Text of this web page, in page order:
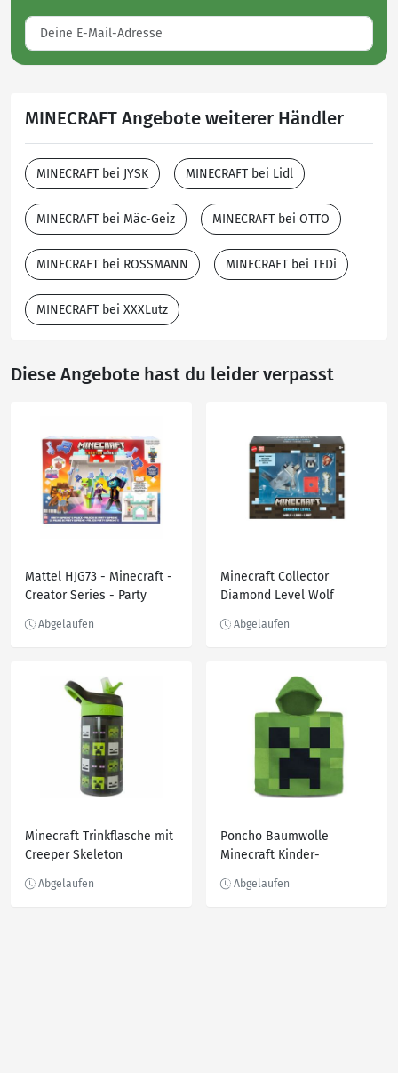
MINECRAFT Angebote weiterer Händler
MINECRAFT bei JYSK MINECRAFT bei Lidl
MINECRAFT bei Mäc-Geiz MINECRAFT bei OTTO
MINECRAFT bei ROSSMANN MINECRAFT bei TEDi
MINECRAFT bei XXXLutz
Diese Angebote hast du leider verpasst
Mattel HJG73 - Minecraft -
Creator Series - Party
Minecraft Collector
Diamond Level Wolf
Zubehörteile
Minecraft Trinkflasche mit
Creeper Skeleton
Poncho Baumwolle
Minecraft Kinder-